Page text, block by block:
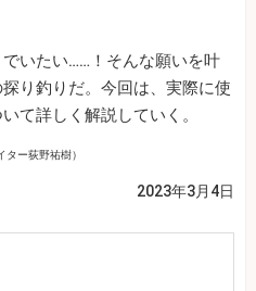
いたい……！そんな願いを叶
り釣りだ。今回は、実際に使
て詳しく解説していく。
ター荻野祐樹）
2023年3月4日